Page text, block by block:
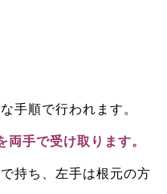
手順で行われます。
両手で受け取ります。
持ち、左手は根元の方